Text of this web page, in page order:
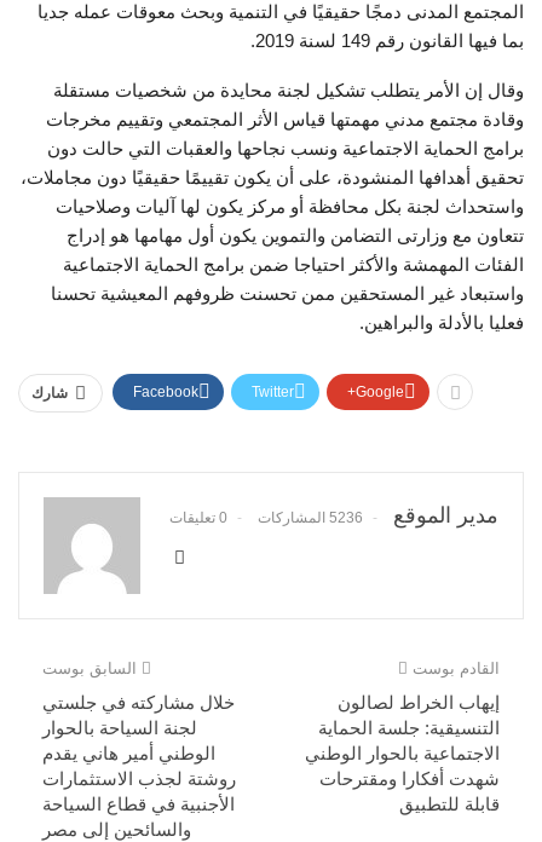
المجتمع المدنى دمجًا حقيقيًا في التنمية وبحث معوقات عمله جديا
بما فيها القانون رقم 149 لسنة 2019.
وقال إن الأمر يتطلب تشكيل لجنة محايدة من شخصيات مستقلة
وقادة مجتمع مدني مهمتها قياس الأثر المجتمعي وتقييم مخرجات
برامج الحماية الاجتماعية ونسب نجاحها والعقبات التي حالت دون
تحقيق أهدافها المنشودة، على أن يكون تقييمًا حقيقيًا دون مجاملات،
واستحداث لجنة بكل محافظة أو مركز يكون لها آليات وصلاحيات
تتعاون مع وزارتى التضامن والتموين يكون أول مهامها هو إدراج
الفئات المهمشة والأكثر احتياجا ضمن برامج الحماية الاجتماعية
واستبعاد غير المستحقين ممن تحسنت ظروفهم المعيشية تحسنا
فعليا بالأدلة والبراهين.
شارك Facebook Twitter Google+
مدير الموقع 5236 المشاركات 0 تعليقات
السابق بوست
خلال مشاركته في جلستي
لجنة السياحة بالحوار
الوطني أمير هاني يقدم
روشتة لجذب الاستثمارات
الأجنبية في قطاع السياحة
والسائحين إلى مصر
القادم بوست
إيهاب الخراط لصالون
التنسيقية: جلسة الحماية
الاجتماعية بالحوار الوطني
شهدت أفكارا ومقترحات
قابلة للتطبيق